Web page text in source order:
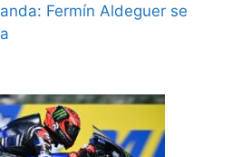
Fermín Aldeguer se